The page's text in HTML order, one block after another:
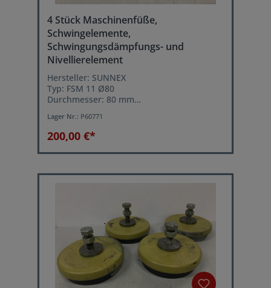
4 Stück Maschinenfüße,
Schwingelemente,
Schwingungsdämpfungs- und
Nivellierelement
Hersteller: SUNNEX
Typ: FSM 11 Ø80
Durchmesser: 80 mm
Leichtes ausrichten der Maschine über
Stellschraube
Lager Nr.: P60771
200,00 €*